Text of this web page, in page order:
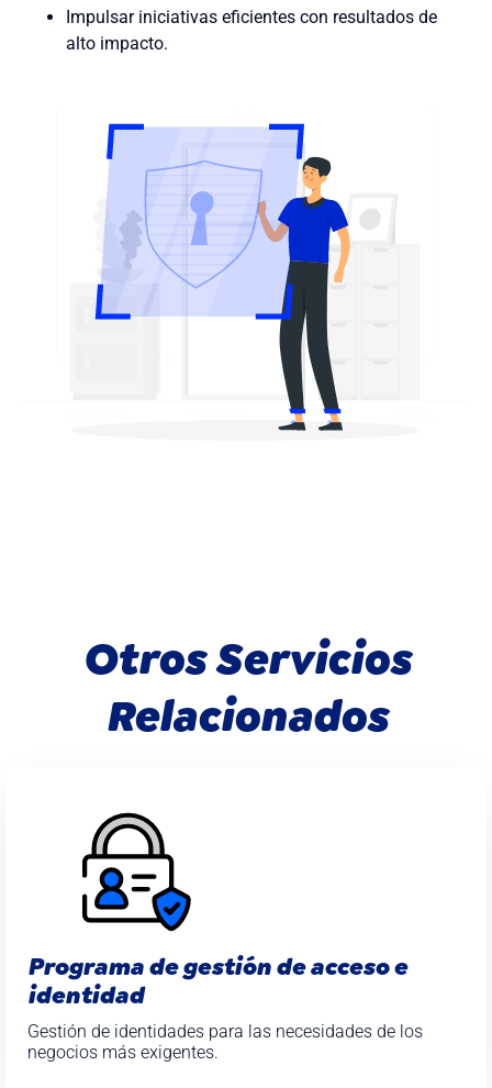
Impulsar iniciativas eficientes con resultados de
alto impacto.
Otros Servicios
Relacionados
Programa de gestión de acceso e
identidad
Gestión de identidades para las necesidades de los
negocios más exigentes.